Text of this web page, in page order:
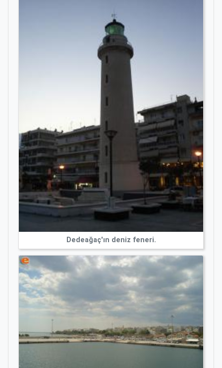
Dedeağaç'ın deniz feneri.